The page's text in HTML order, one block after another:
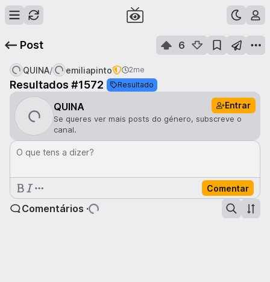
Post 6
QUINA/ emiliapinto 2me
Resultados #1572 Resultado
QUINA Entrar
Se queres ver mais posts do género, subscreve o
canal.
O que tens a dizer?
Comentar
Comentários ·